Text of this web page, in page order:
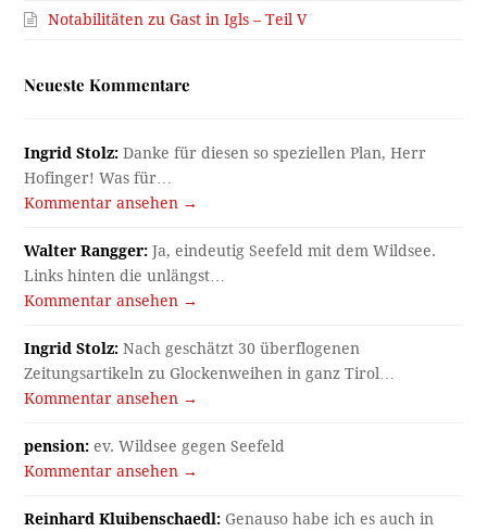
Notabilitäten zu Gast in Igls – Teil V
Neueste Kommentare
Ingrid Stolz: Danke für diesen so speziellen Plan, Herr
Hofinger! Was für…
Kommentar ansehen →
Walter Rangger: Ja, eindeutig Seefeld mit dem Wildsee.
Links hinten die unlängst…
Kommentar ansehen →
Ingrid Stolz: Nach geschätzt 30 überflogenen
Zeitungsartikeln zu Glockenweihen in ganz Tirol…
Kommentar ansehen →
pension: ev. Wildsee gegen Seefeld
Kommentar ansehen →
Reinhard Kluibenschaedl: Genauso habe ich es auch in